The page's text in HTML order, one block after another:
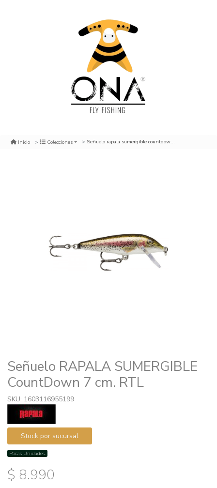
Inicio Colecciones Señuelo rapala sumergible countdown 7 cm. rtl
Señuelo RAPALA SUMERGIBLE
CountDown 7 cm. RTL
SKU: 1603116955199
Stock por sucursal
Pocas Unidades.
$ 8.990